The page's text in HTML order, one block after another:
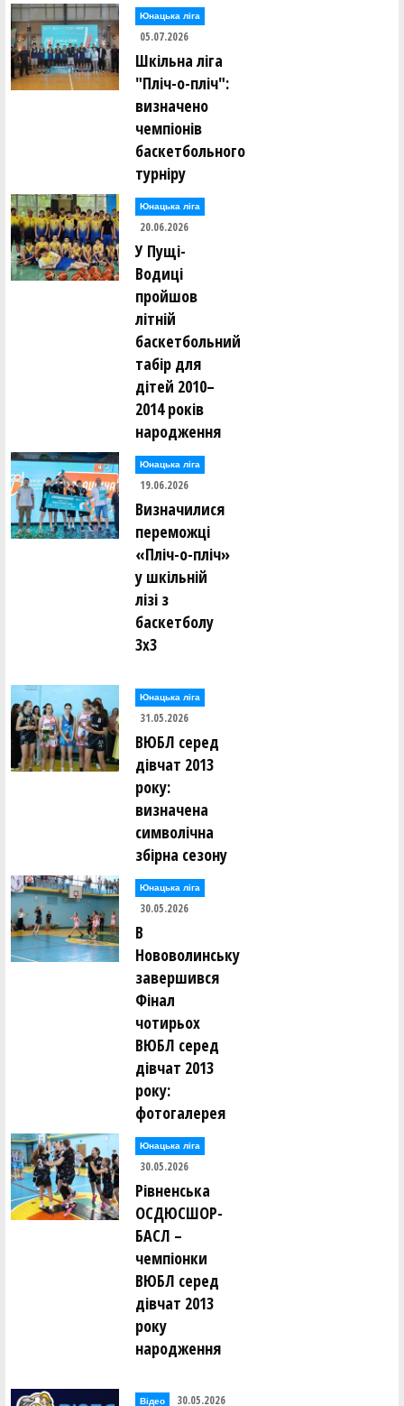
Юнацька ліга
05.07.2026
Шкільна ліга
"Пліч-о-пліч":
визначено
чемпіонів
баскетбольного
турніру
Юнацька ліга
20.06.2026
У Пущі-
Водиці
пройшов
літній
баскетбольний
табір для
дітей 2010–
2014 років
народження
Юнацька ліга
19.06.2026
Визначилися
переможці
«Пліч-о-пліч»
у шкільній
лізі з
баскетболу
3х3
Юнацька ліга
31.05.2026
ВЮБЛ серед
дівчат 2013
року:
визначена
символічна
збірна сезону
Юнацька ліга
30.05.2026
В
Нововолинську
завершився
Фінал
чотирьох
ВЮБЛ серед
дівчат 2013
року:
фотогалерея
Юнацька ліга
30.05.2026
Рівненська
ОСДЮСШОР-
БАСЛ –
чемпіонки
ВЮБЛ серед
дівчат 2013
року
народження
Відео 30.05.2026